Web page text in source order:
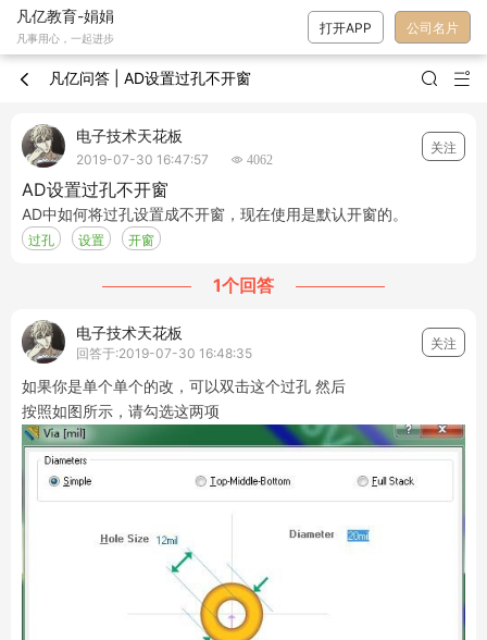
凡亿教育-娟娟
凡事用心，一起进步
打开APP 公司名片
 凡亿问答 | AD设置过孔不开窗  
电子技术天花板
2019-07-30 16:47:57  4062
关注
AD设置过孔不开窗
AD中如何将过孔设置成不开窗，现在使用是默认开窗的。
过孔 设置 开窗
1个回答
电子技术天花板
回答于:2019-07-30 16:48:35
关注
如果你是单个单个的改，可以双击这个过孔 然后
按照如图所示，请勾选这两项